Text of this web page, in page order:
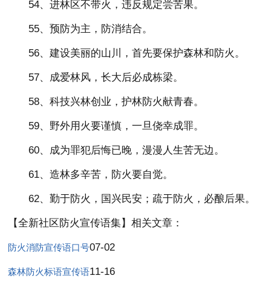
54、进林区不带火，违反规定尝苦果。
55、预防为主，防消结合。
56、建设美丽的山川，首先要保护森林和防火。
57、成爱林风，长大后必成栋梁。
58、科技兴林创业，护林防火献青春。
59、野外用火要谨慎，一旦侥幸成罪。
60、成为罪犯后悔已晚，漫漫人生苦无边。
61、造林多辛苦，防火要自觉。
62、勤于防火，国兴民安；疏于防火，必酿后果。
【全新社区防火宣传语集】相关文章：
防火消防宣传语口号07-02
森林防火标语宣传语11-16